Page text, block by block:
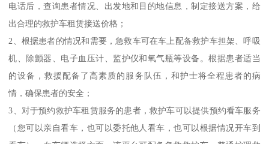
电话后，查询患者情况、出发地和目的地信息，制定接送方案，给
出合理的救护车租赁接送价格；
2、根据患者的情况和需要，急救车可在车上配备救护车担架、呼吸
机、除颤器、电子血压计、监护仪和氧气瓶等设备。根据患者适当
的设备，救援配备了高素质的服务队伍，和护士将全程患者的病
情，确保患者的安全；
3、对于预约救护车租赁服务的患者，救护车可以提供预约看车服务
（您可以亲自看车，也可以委托他人看车，也可以根据情况开车到